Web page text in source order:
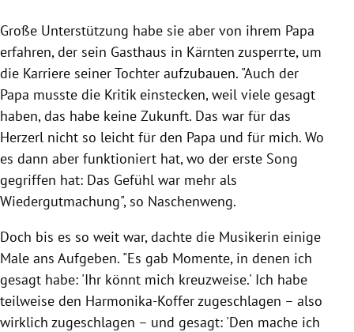
Große Unterstützung habe sie aber von ihrem Papa
erfahren, der sein Gasthaus in Kärnten zusperrte, um
die Karriere seiner Tochter aufzubauen. "Auch der
Papa musste die Kritik einstecken, weil viele gesagt
haben, das habe keine Zukunft. Das war für das
Herzerl nicht so leicht für den Papa und für mich. Wo
es dann aber funktioniert hat, wo der erste Song
gegriffen hat: Das Gefühl war mehr als
Wiedergutmachung", so Naschenweng.
Doch bis es so weit war, dachte die Musikerin einige
Male ans Aufgeben. "Es gab Momente, in denen ich
gesagt habe: 'Ihr könnt mich kreuzweise.' Ich habe
teilweise den Harmonika-Koffer zugeschlagen – also
wirklich zugeschlagen – und gesagt: 'Den mache ich